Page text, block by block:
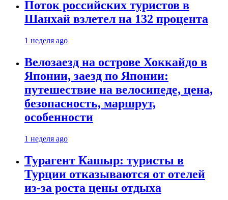
Поток российских туристов в
Шанхай взлетел на 132 процента
1 неделя ago
Велозаезд на острове Хоккайдо в
Японии, заезд по Японии:
путешествие на велосипеде, цена,
безопасность, маршрут,
особенности
1 неделя ago
Турагент Кашыр: туристы в
Турции отказываются от отелей
из-за роста цены отдыха